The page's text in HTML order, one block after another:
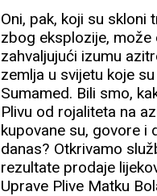
Oni, pak, koji su
zbog eksplozije, može
zahvaljujući izumu
zemlja u svijetu koje
Sumamed. Bili smo,
Plivu od rojaliteta na
kupovane su, govore i
danas? Otkrivamo
rezultate prodaje
Uprave Plive Matku